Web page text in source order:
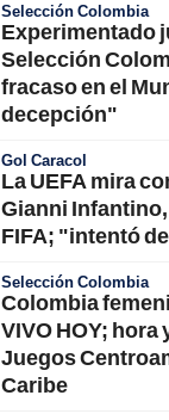
Selección Colombia
Experimentado
Selección
fracaso en el
decepción"
Gol Caracol
La UEFA mira
Gianni
FIFA; "intentó
Selección Colombia
Colombia
VIVO HOY; hora
Juegos
Caribe